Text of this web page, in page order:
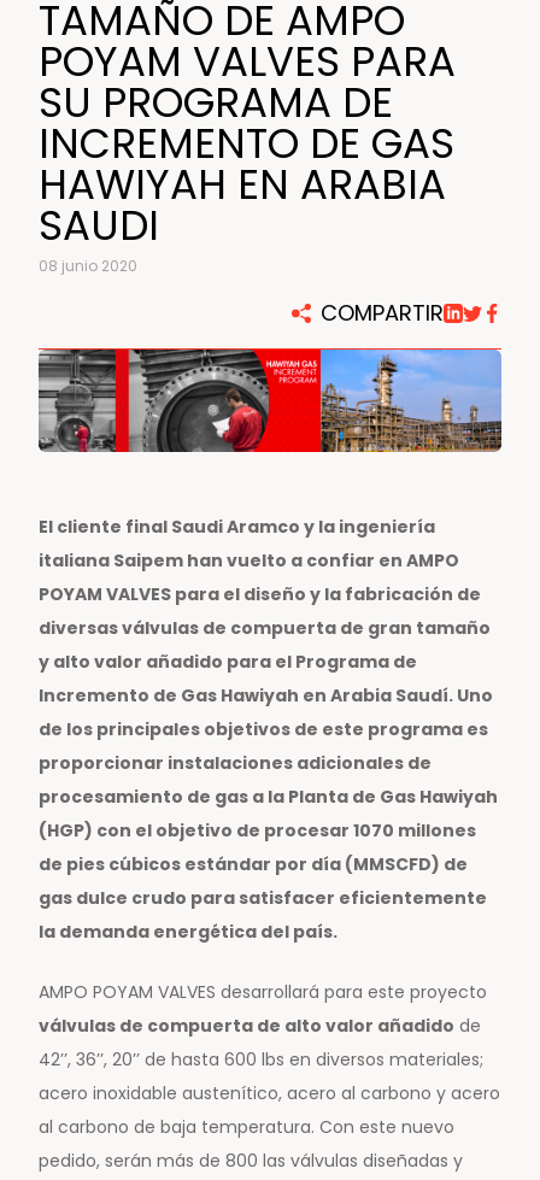
TAMAÑO DE AMPO
POYAM VALVES PARA
SU PROGRAMA DE
INCREMENTO DE GAS
HAWIYAH EN ARABIA
SAUDI
08 junio 2020
COMPARTIR
El cliente final Saudi Aramco y la ingeniería
italiana Saipem han vuelto a confiar en AMPO
POYAM VALVES para el diseño y la fabricación de
diversas válvulas de compuerta de gran tamaño
y alto valor añadido para el Programa de
Incremento de Gas Hawiyah en Arabia Saudí. Uno
de los principales objetivos de este programa es
proporcionar instalaciones adicionales de
procesamiento de gas a la Planta de Gas Hawiyah
(HGP) con el objetivo de procesar 1070 millones
de pies cúbicos estándar por día (MMSCFD) de
gas dulce crudo para satisfacer eficientemente
la demanda energética del país.
AMPO POYAM VALVES desarrollará para este proyecto
válvulas de compuerta de alto valor añadido de
42’’, 36’’, 20’’ de hasta 600 lbs en diversos materiales;
acero inoxidable austenítico, acero al carbono y acero
al carbono de baja temperatura. Con este nuevo
pedido, serán más de 800 las válvulas diseñadas y